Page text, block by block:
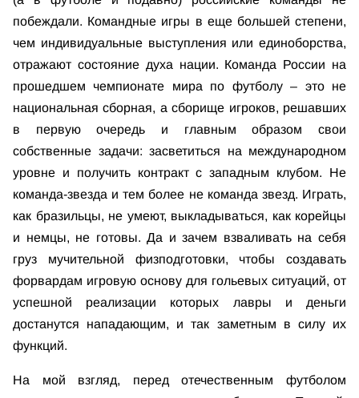
побеждали. Командные игры в еще большей степени,
чем индивидуальные выступления или единоборства,
отражают состояние духа нации. Команда России на
прошедшем чемпионате мира по футболу – это не
национальная сборная, а сборище игроков, решавших
в первую очередь и главным образом свои
собственные задачи: засветиться на международном
уровне и получить контракт с западным клубом. Не
команда-звезда и тем более не команда звезд. Играть,
как бразильцы, не умеют, выкладываться, как корейцы
и немцы, не готовы. Да и зачем взваливать на себя
груз мучительной физподготовки, чтобы создавать
форвардам игровую основу для гольевых ситуаций, от
успешной реализации которых лавры и деньги
достанутся нападающим, и так заметным в силу их
функций.
На мой взгляд, перед отечественным футболом